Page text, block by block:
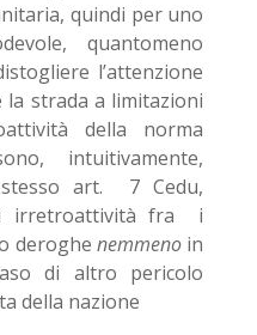
quindi per uno
quantomeno
l’attenzione
la strada a limitazioni
della norma
intuitivamente,
art. 7 Cedu,
irretroattività fra i
deroghe nemmenoin
di altro pericolo
della nazione